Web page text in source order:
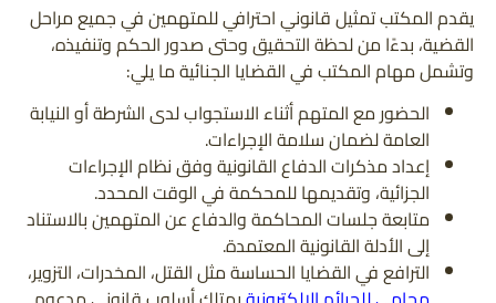
يقدم المكتب تمثيل قانوني احترافي للمتهمين في جميع مراحل
القضية، بدءًا من لحظة التحقيق وحتى صدور الحكم وتنفيذه،
وتشمل مهام المكتب في القضايا الجنائية ما يلي:
الحضور مع المتهم أثناء الاستجواب لدى الشرطة أو النيابة
العامة لضمان سلامة الإجراءات.
إعداد مذكرات الدفاع القانونية وفق نظام الإجراءات
الجزائية، وتقديمها للمحكمة في الوقت المحدد.
متابعة جلسات المحاكمة والدفاع عن المتهمين بالاستناد
إلى الأدلة القانونية المعتمدة.
الترافع في القضايا الحساسة مثل القتل، المخدرات، التزوير،